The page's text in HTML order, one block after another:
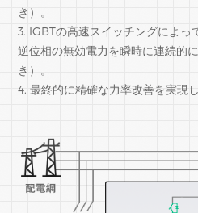
き）。
3. IGBTの高速スイッチングによっ
逆位相の無効電力を瞬時に連続的
き）。
4. 最終的に精確な力率改善を実現し